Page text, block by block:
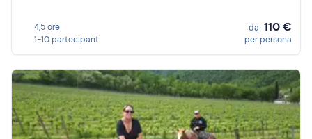
4,5 ore
1-10 partecipanti
da 110 €
per persona